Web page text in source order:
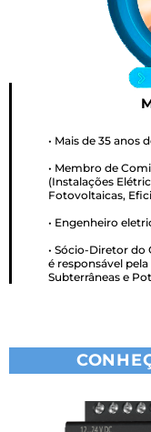
• Mais de 35 anos
• Membro de
(Instalações
Fotovoltaicas,
• Engenheiro
• Sócio-Diretor
é responsável
Subterrâneas e